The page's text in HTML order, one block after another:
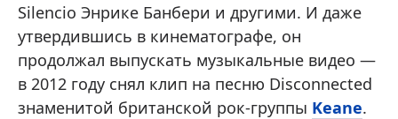
Silencio Энрике Банбери и другими. И даже
утвердившись в кинематографе, он
продолжал выпускать музыкальные видео —
в 2012 году снял клип на песню Disconnected
знаменитой британской рок-группы Keane.